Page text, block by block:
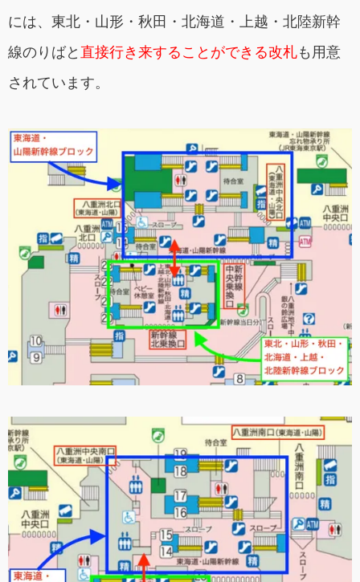
には、東北・山形・秋田・北海道・上越・北陸新幹
線のりばと 直接行き来することができる改札も用意
されています。